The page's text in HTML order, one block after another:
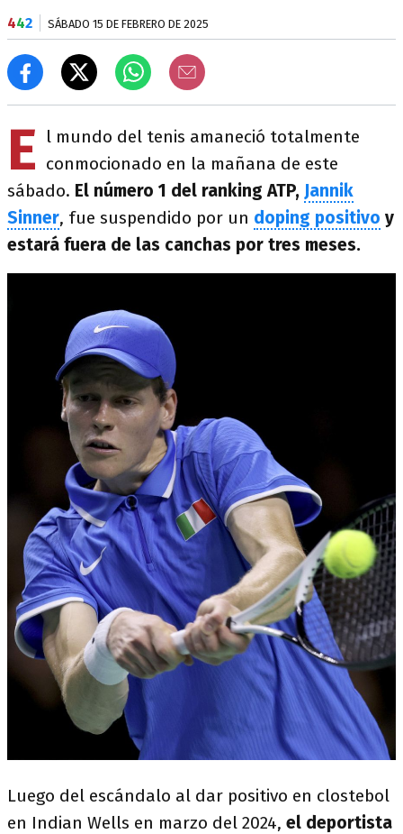
442 SÁBADO 15 DE FEBRERO DE 2025
E
l mundo del tenis amaneció totalmente
conmocionado en la mañana de este
sábado. El número 1 del ranking ATP, Jannik
Sinner, fue suspendido por un doping positivo y
estará fuera de las canchas por tres meses.
Luego del escándalo al dar positivo en clostebol
en Indian Wells en marzo del 2024, el deportista